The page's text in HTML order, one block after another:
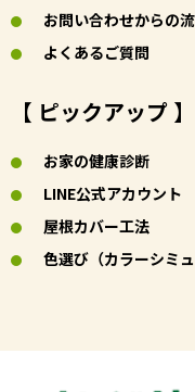
お問い合わせからの
よくあるご質問
【 ピックアップ 】
お家の健康診断
LINE公式アカウント
屋根カバー工法
色選び（カラーシミュ